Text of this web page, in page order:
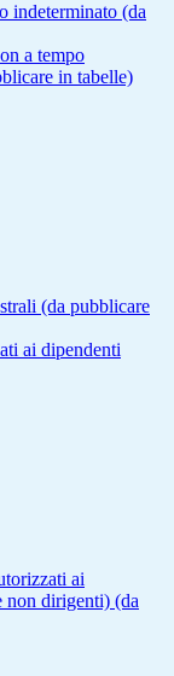
indeterminato (da
a tempo
in tabelle)
(da pubblicare
ai dipendenti
ai
non dirigenti) (da